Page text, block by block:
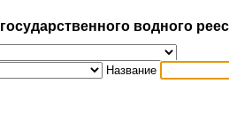
водного
Название